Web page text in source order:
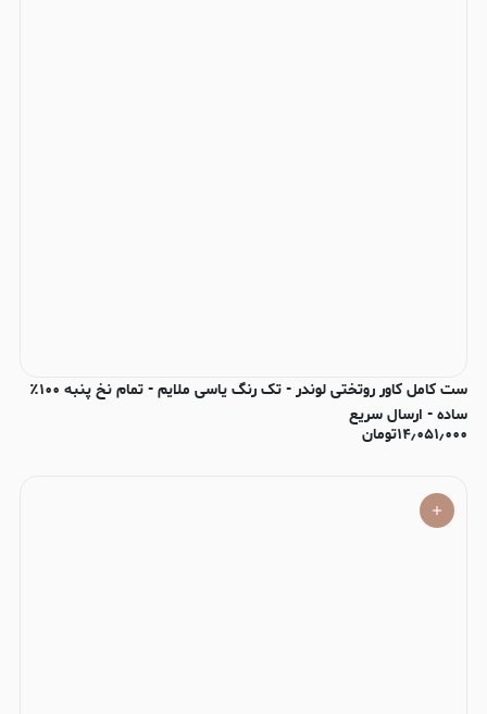
ست کامل کاور روتختی لوندر - تک رنگ یاسی ملایم - تمام نخ پنبه ۱۰۰٪
ساده - ارسال سریع
۱۴٫۰۵۱٫۰۰۰تومان